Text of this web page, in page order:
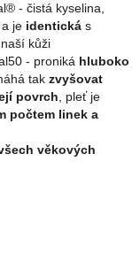
- čistá kyselina,
a je identická s
kůži
- proniká hluboko
tak zvyšovat
povrch , pleť je
počtem linek a
věkových